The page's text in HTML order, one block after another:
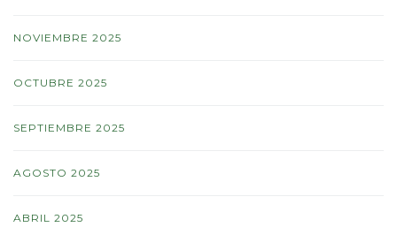
NOVIEMBRE 2025
OCTUBRE 2025
SEPTIEMBRE 2025
AGOSTO 2025
ABRIL 2025